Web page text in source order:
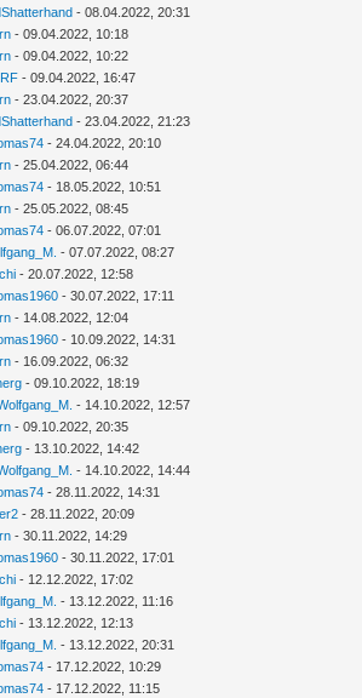
- 08.04.2022, 20:31
- 09.04.2022, 10:18
- 09.04.2022, 10:22
- 09.04.2022, 16:47
- 23.04.2022, 20:37
- 23.04.2022, 21:23
- 24.04.2022, 20:10
- 25.04.2022, 06:44
- 18.05.2022, 10:51
- 25.05.2022, 08:45
- 06.07.2022, 07:01
- 07.07.2022, 08:27
- 20.07.2022, 12:58
- 30.07.2022, 17:11
- 14.08.2022, 12:04
- 10.09.2022, 14:31
- 16.09.2022, 06:32
- 09.10.2022, 18:19
- 14.10.2022, 12:57
- 09.10.2022, 20:35
- 13.10.2022, 14:42
- 14.10.2022, 14:44
- 28.11.2022, 14:31
- 28.11.2022, 20:09
- 30.11.2022, 14:29
- 30.11.2022, 17:01
- 12.12.2022, 17:02
- 13.12.2022, 11:16
- 13.12.2022, 12:13
- 13.12.2022, 20:31
- 17.12.2022, 10:29
- 17.12.2022, 11:15